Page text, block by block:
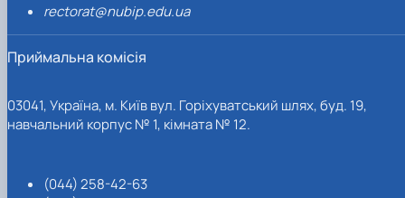
rectorat@nubip.edu.ua
Приймальна комісія
03041, Україна, м. Київ вул. Горіхуватський шлях, буд. 19,
навчальний корпус № 1, кімната № 12.
(044) 258-42-63